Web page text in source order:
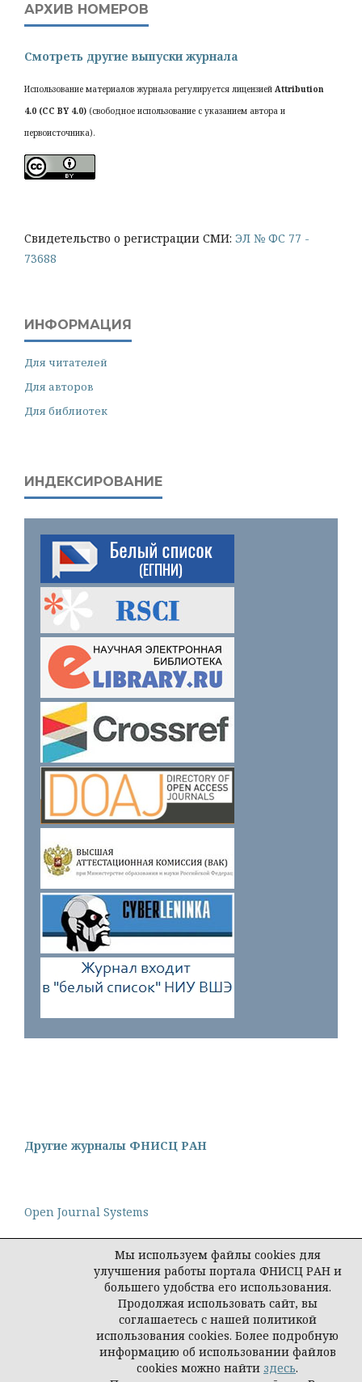
АРХИВ НОМЕРОВ
Смотреть другие выпуски журнала
Использование материалов журнала регулируется лицензией Attribution
4.0 (CC BY 4.0) (свободное использование с указанием автора и
первоисточника).
Cвидетельство о регистрации СМИ: ЭЛ № ФС 77 -
73688
ИНФОРМАЦИЯ
Для читателей
Для авторов
Для библиотек
ИНДЕКСИРОВАНИЕ
Другие журналы ФНИСЦ РАН
Open Journal Systems
Политика конфиденциальности персональных
© Редакция журнала "Интеракция, интервью,
интерпретация", 2026
Мы используем файлы cookies для
улучшения работы портала ФНИСЦ РАН и
большего удобства его использования.
Продолжая использовать сайт, вы
соглашаетесь с нашей политикой
использования cookies. Более подробную
информацию об использовании файлов
cookies можно найти здесь.